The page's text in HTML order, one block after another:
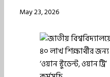
May 23, 2026